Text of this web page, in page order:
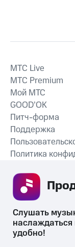
MTС Live
MTС Premium
Мой МТС
GOOD’OK
Питч-форма
Поддержка
Политика
Слушать
удобно!